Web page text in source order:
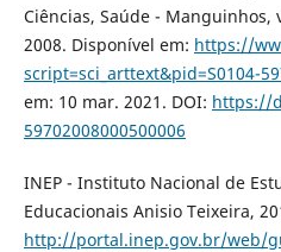
Ciências, Saúde - Manguinhos,
2008. Disponível em: https://
script=sci_arttext&pid=S0104-
em: 10 mar. 2021. DOI: https://
59702008000500006
INEP - Instituto Nacional de
Educacionais Anisio Teixeira,
http://portal.inep.gov.br/web/